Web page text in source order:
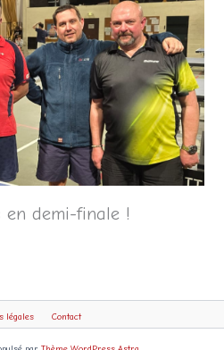
en demi-finale !
légales Contact